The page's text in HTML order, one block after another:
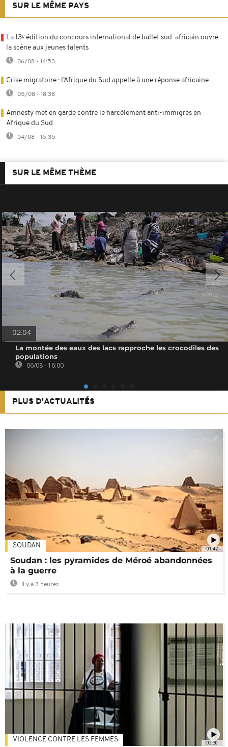
SUR LE MÊME PAYS
La 13ᵉ édition du concours international de ballet sud-africain ouvre
la scène aux jeunes talents
06/08 - 16:53
Crise migratoire : l’Afrique du Sud appelle à une réponse africaine
05/08 - 18:38
Amnesty met en garde contre le harcèlement anti-immigrés en
Afrique du Sud
04/08 - 15:35
SUR LE MÊME THÈME
02:04
La montée des eaux des lacs rapproche les crocodiles des
populations
06/08 - 16:00
PLUS D'ACTUALITÉS
01:47
SOUDAN
Soudan : les pyramides de Méroé abandonnées
à la guerre
Il y a 3 heures
02:30
VIOLENCE CONTRE LES FEMMES